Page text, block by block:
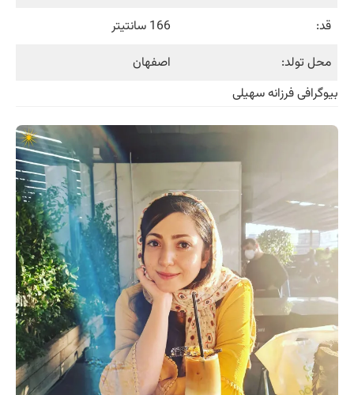
قد:
166 سانتیتر
محل تولد:
اصفهان
بیوگرافی فرزانه سهیلی